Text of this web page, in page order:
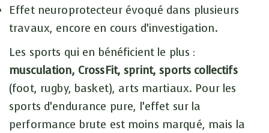
Effet neuroprotecteur évoqué dans plusieurs
travaux, encore en cours d’investigation.
Les sports qui en bénéficient le plus :
musculation, CrossFit, sprint, sports collectifs
(foot, rugby, basket), arts martiaux. Pour les
sports d’endurance pure, l’effet sur la
performance brute est moins marqué, mais la